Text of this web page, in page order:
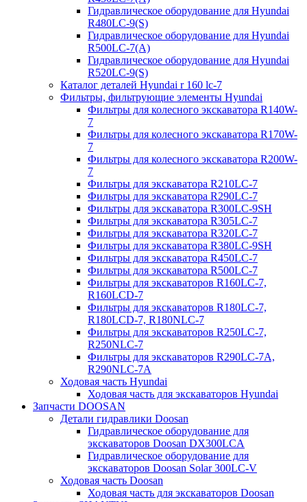
Гидравлическое оборудование для Hyundai
R480LC-9(S)
Гидравлическое оборудование для Hyundai
R500LC-7(A)
Гидравлическое оборудование для Hyundai
R520LC-9(S)
Каталог деталей Hyundai r 160 lc-7
Фильтры, фильтрующие элементы Hyundai
Фильтры для колесного экскаватора R140W-
7
Фильтры для колесного экскаватора R170W-
7
Фильтры для колесного экскаватора R200W-
7
Фильтры для экскаватора R210LC-7
Фильтры для экскаватора R290LC-7
Фильтры для экскаватора R300LC-9SH
Фильтры для экскаватора R305LC-7
Фильтры для экскаватора R320LC-7
Фильтры для экскаватора R380LC-9SH
Фильтры для экскаватора R450LC-7
Фильтры для экскаватора R500LC-7
Фильтры для экскаваторов R160LC-7,
R160LCD-7
Фильтры для экскаваторов R180LC-7,
R180LCD-7, R180NLC-7
Фильтры для экскаваторов R250LC-7,
R250NLC-7
Фильтры для экскаваторов R290LC-7A,
R290NLC-7A
Ходовая часть Hyundai
Ходовая часть для экскаваторов Hyundai
Запчасти DOOSAN
Детали гидравлики Doosan
Гидравлическое оборудование для
экскаваторов Doosan DX300LCA
Гидравлическое оборудование для
экскаваторов Doosan Solar 300LC-V
Ходовая часть Doosan
Ходовая часть для экскаваторов Doosan